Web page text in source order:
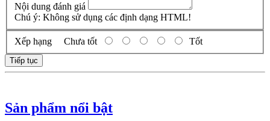
Nội dung đánh giá
Chú ý: Không sử dụng các định dạng HTML!
Xếp hạng Chưa tốt Tốt
Tiếp tục
Sản phẩm nổi bật